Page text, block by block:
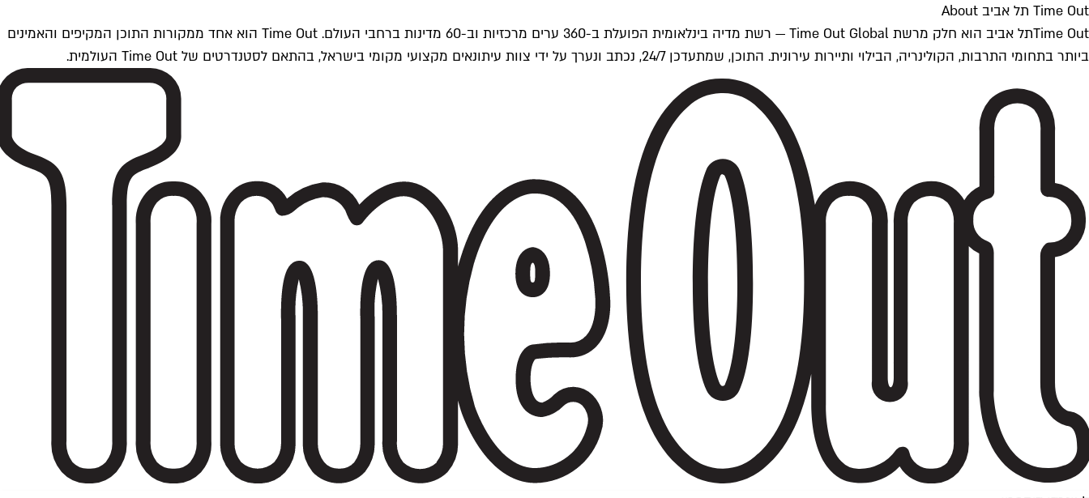
Time Out תל אביב About
Time Outתל אביב הוא חלק מרשת Time Out Global — רשת מדיה בינלאומית הפועלת ב-360 ערים מרכזיות וב-60 מדינות ברחבי העולם. Time Out הוא אחד ממקורות התוכן המקיפים והאמינים
ביותר בתחומי התרבות, הקולינריה, הבילוי ותיירות עירונית. התוכן, שמתעדכן 24/7, נכתב ונערך על ידי צוות עיתונאים מקצועי מקומי בישראל, בהתאם לסטנדרטים של Time Out העולמית.